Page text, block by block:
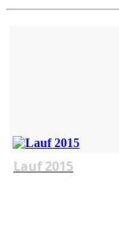
Lauf 2015